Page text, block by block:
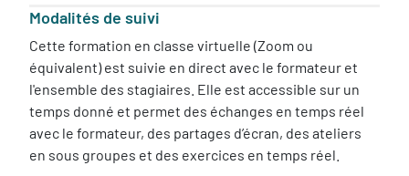
Modalités de suivi
Cette formation en classe virtuelle (Zoom ou
équivalent) est suivie en direct avec le formateur et
l'ensemble des stagiaires. Elle est accessible sur un
temps donné et permet des échanges en temps réel
avec le formateur, des partages d’écran, des ateliers
en sous groupes et des exercices en temps réel.